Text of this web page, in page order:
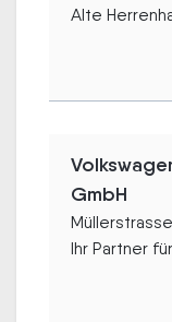
Alte
GmbH
Ihr Partner